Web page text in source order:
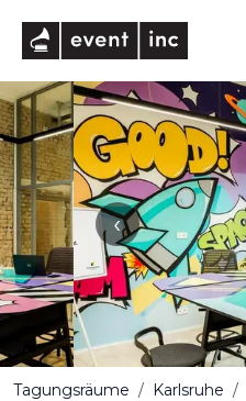
‹
Tagungsräume Karlsruhe